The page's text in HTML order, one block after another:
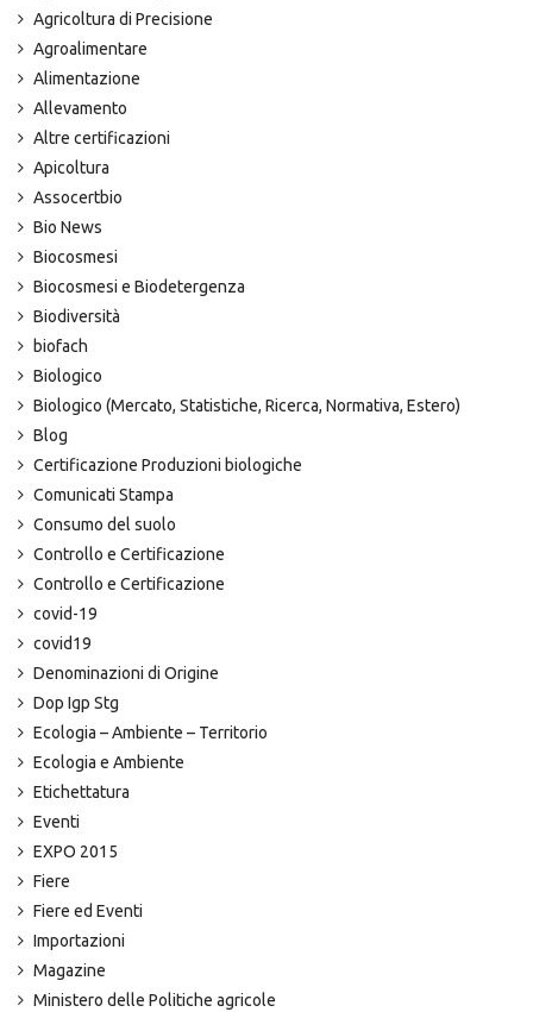
Agricoltura di Precisione
Agroalimentare
Alimentazione
Allevamento
Altre certificazioni
Apicoltura
Assocertbio
Bio News
Biocosmesi
Biocosmesi e Biodetergenza
Biodiversità
biofach
Biologico
Biologico (Mercato, Statistiche, Ricerca, Normativa, Estero)
Blog
Certificazione Produzioni biologiche
Comunicati Stampa
Consumo del suolo
Controllo e Certificazione
Controllo e Certificazione
covid-19
covid19
Denominazioni di Origine
Dop Igp Stg
Ecologia – Ambiente – Territorio
Ecologia e Ambiente
Etichettatura
Eventi
EXPO 2015
Fiere
Fiere ed Eventi
Importazioni
Magazine
Ministero delle Politiche agricole